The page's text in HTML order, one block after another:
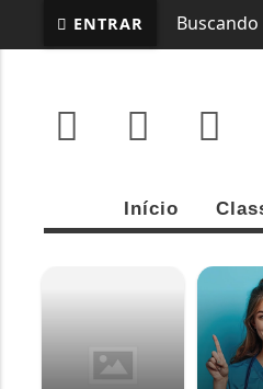
ENTRAR EM ALTA
Início